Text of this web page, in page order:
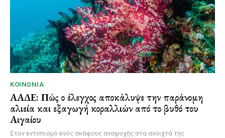
ΚΟΙΝΩΝΊΑ
ΑΑΔΕ: Πώς ο έλεγχος αποκάλυψε την παράνομη
αλιεία και εξαγωγή κοραλλιών από το βυθό του
Αιγαίου
Στον εντοπισμό ενός σκάφους αναψυχής στα ανοιχτά της